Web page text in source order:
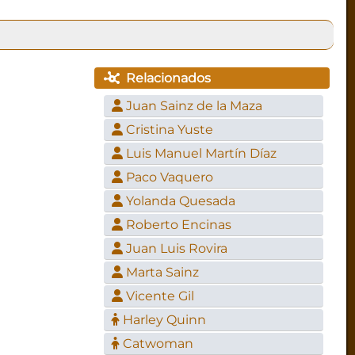
Relacionados
Juan Sainz de la Maza
Cristina Yuste
Luis Manuel Martín Díaz
Paco Vaquero
Yolanda Quesada
Roberto Encinas
Juan Luis Rovira
Marta Sainz
Vicente Gil
Harley Quinn
Catwoman